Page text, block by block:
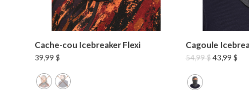
Cache-cou Icebreaker Flexi
39,99 $
Cagoule
54,99$Le
43,99 $Le